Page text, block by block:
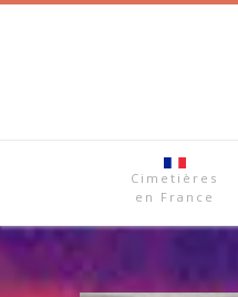
Cimetières
en France